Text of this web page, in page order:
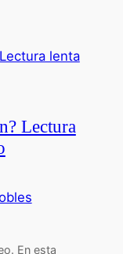
Lectura
En esta